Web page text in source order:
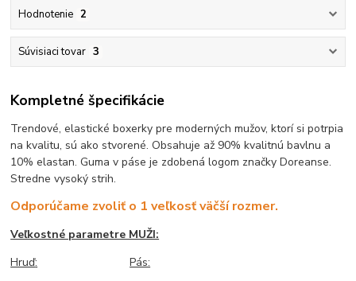
Hodnotenie 2
Súvisiaci tovar 3
Kompletné špecifikácie
Trendové, elastické boxerky pre moderných mužov, ktorí si potrpia
na kvalitu, sú ako stvorené. Obsahuje až 90% kvalitnú bavlnu a
10% elastan. Guma v páse je zdobená logom značky Doreanse.
Stredne vysoký strih.
Odporúčame zvoliť o 1 veľkosť väčší rozmer.
Veľkostné parametre MUŽI:
Hruď:
Pás: